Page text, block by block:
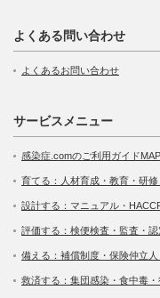
よくある問い合わせ
よくあるお問い合わせ
サービスメニュー
感染症.comのご利用ガイドMAP
育てる：人材育成・教育・研
設計する：マニュアル・
評価する：検便検査・監査・認
備える：補償制度・保険仲立人
救済する：集団感染・食中毒